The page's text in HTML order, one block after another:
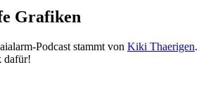
Grafiken
Podcast stammt von Kiki Thaerigen.
dafür!